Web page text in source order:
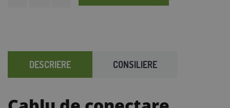
DESCRIERE CONSILIERE